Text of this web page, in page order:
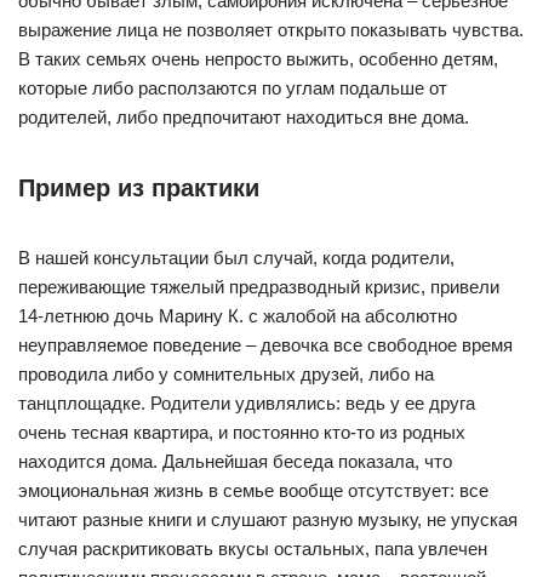
выражение лица не позволяет открыто показывать чувства.
В таких семьях очень непросто выжить, особенно детям,
которые либо расползаются по углам подальше от
родителей, либо предпочитают находиться вне дома.
Пример из практики
В нашей консультации был случай, когда родители,
переживающие тяжелый предразводный кризис, привели
14-летнюю дочь Марину К. с жалобой на абсолютно
неуправляемое поведение – девочка все свободное время
проводила либо у сомнительных друзей, либо на
танцплощадке. Родители удивлялись: ведь у ее друга
очень тесная квартира, и постоянно кто-то из родных
находится дома. Дальнейшая беседа показала, что
эмоциональная жизнь в семье вообще отсутствует: все
читают разные книги и слушают разную музыку, не упуская
случая раскритиковать вкусы остальных, папа увлечен